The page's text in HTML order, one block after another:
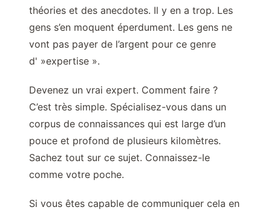
théories et des anecdotes. Il y en a trop. Les
gens s’en moquent éperdument. Les gens ne
vont pas payer de l’argent pour ce genre
d' »expertise ».
Devenez un vrai expert. Comment faire ?
C’est très simple. Spécialisez-vous dans un
corpus de connaissances qui est large d’un
pouce et profond de plusieurs kilomètres.
Sachez tout sur ce sujet. Connaissez-le
comme votre poche.
Si vous êtes capable de communiquer cela en